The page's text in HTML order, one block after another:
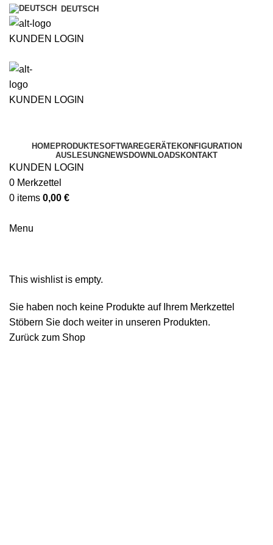
DEUTSCH
KUNDEN LOGIN
KUNDEN LOGIN
HOMEPRODUKTESOFTWAREGERÄTEKONFIGURATION
AUSLESUNGNEWS DOWNLOADS KONTAKT
KUNDEN LOGIN
0 Merkzettel
0 items 0,00 €
Menu
This wishlist is empty.
Sie haben noch keine Produkte auf Ihrem Merkzettel
Stöbern Sie doch weiter in unseren Produkten.
Zurück zum Shop